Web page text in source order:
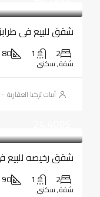
شقق للبيع في
2
1 80 م2
شقة, سكني
أبيات تركيا العقارية
شقق رخيصه للبيع في
2
1 90 م2
شقة, سكني